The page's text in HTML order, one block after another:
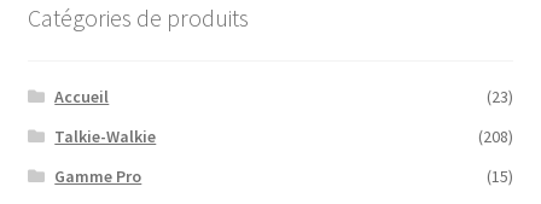
Catégories de produits
Accueil
(23)
Talkie-Walkie
(208)
Gamme Pro
(15)